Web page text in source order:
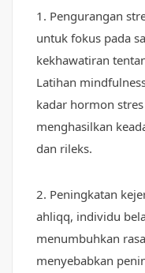
1. Pengurangan
untuk fokus pada
kekhawatiran
Latihan
kadar hormon
menghasilkan
dan rileks.
2. Peningkatan
ahliqq, individu
menumbuhkan
menyebabkan